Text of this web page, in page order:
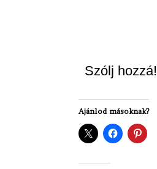
Szólj hozzá!
Ajánlod másoknak?